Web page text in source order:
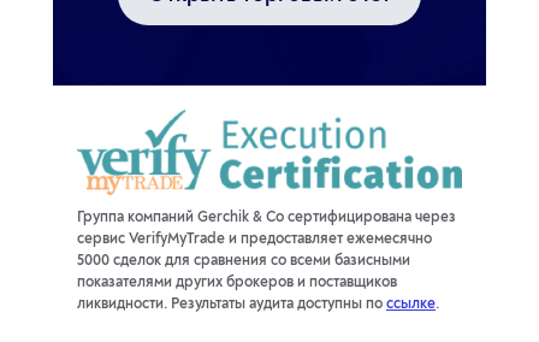
Группа компаний Gerchik & Co сертифицирована через
сервис VerifyMyTrade и предоставляет ежемесячно
5000 сделок для сравнения со всеми базисными
показателями других брокеров и поставщиков
ликвидности. Результаты аудита доступны по ссылке.